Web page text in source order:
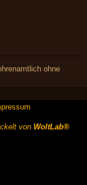
ohne
von WoltLab®